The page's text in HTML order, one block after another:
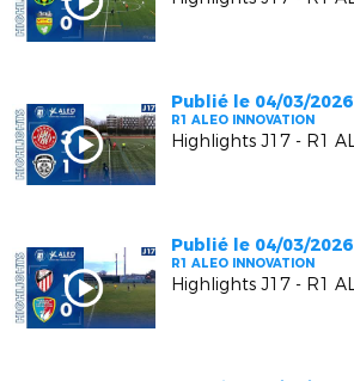
Publié le 04/03/2026
R1 ALEO INNOVATION
Publié le 04/03/2026
R1 ALEO INNOVATION